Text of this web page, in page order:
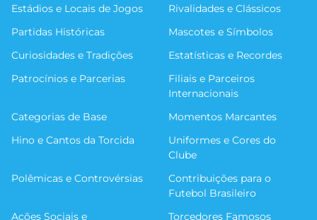
Estádios e Locais de Jogos
Rivalidades e Clássicos
Partidas Históricas
Mascotes e Símbolos
Curiosidades e Tradições
Estatísticas e Recordes
Patrocínios e Parcerias
Filiais e Parceiros
Internacionais
Categorias de Base
Momentos Marcantes
Hino e Cantos da Torcida
Uniformes e Cores do
Clube
Polêmicas e Controvérsias
Contribuições para o
Futebol Brasileiro
Ações Sociais e
Torcedores Famosos